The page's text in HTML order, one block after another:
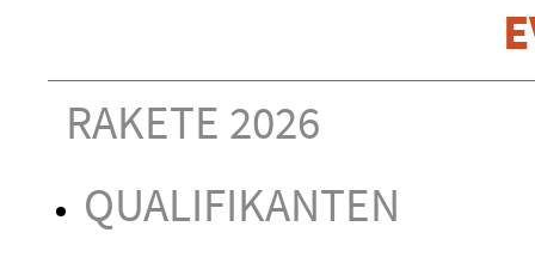
RAKETE 2026
QUALIFIKANTEN